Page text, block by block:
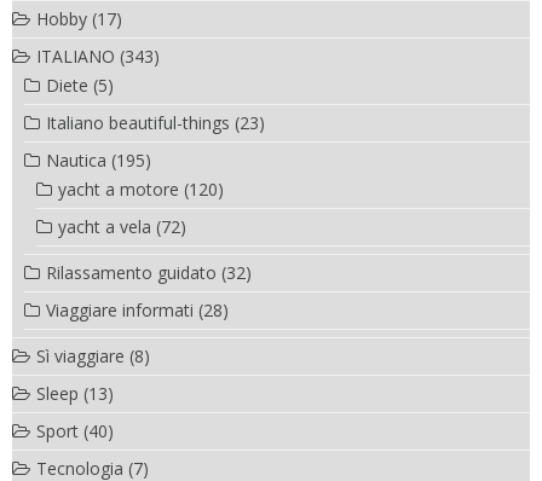
Hobby (17)
ITALIANO (343)
Diete (5)
Italiano beautiful-things (23)
Nautica (195)
yacht a motore (120)
yacht a vela (72)
Rilassamento guidato (32)
Viaggiare informati (28)
Sì viaggiare (8)
Sleep (13)
Sport (40)
Tecnologia (7)